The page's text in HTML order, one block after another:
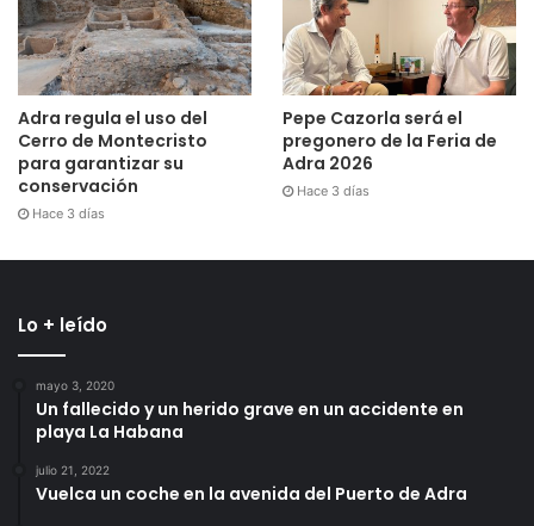
Adra regula el uso del
Cerro de Montecristo
para garantizar su
conservación
Hace 3 días
Pepe Cazorla será el
pregonero de la Feria de
Adra 2026
Hace 3 días
Lo + leído
mayo 3, 2020
Un fallecido y un herido grave en un accidente en
playa La Habana
julio 21, 2022
Vuelca un coche en la avenida del Puerto de Adra